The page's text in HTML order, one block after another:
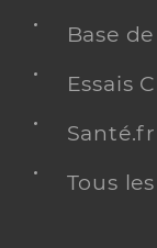
Base
Essais
Tous